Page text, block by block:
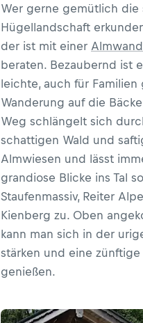
Wer gerne gemütlich die
Hügellandschaft
der ist mit einer
beraten. Bezaubernd ist
leichte, auch für Familien
Wanderung auf die
Weg schlängelt sich
schattigen Wald und
Almwiesen und lässt
grandiose Blicke ins Tal
Staufenmassiv, Reiter
Kienberg zu. Oben
kann man sich in der
stärken und eine
genießen.